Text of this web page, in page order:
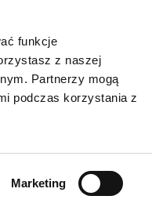
funkcje
z naszej
Partnerzy mogą
podczas korzystania z
Marketing
Kategorie
Kontakt
Zaloguj się